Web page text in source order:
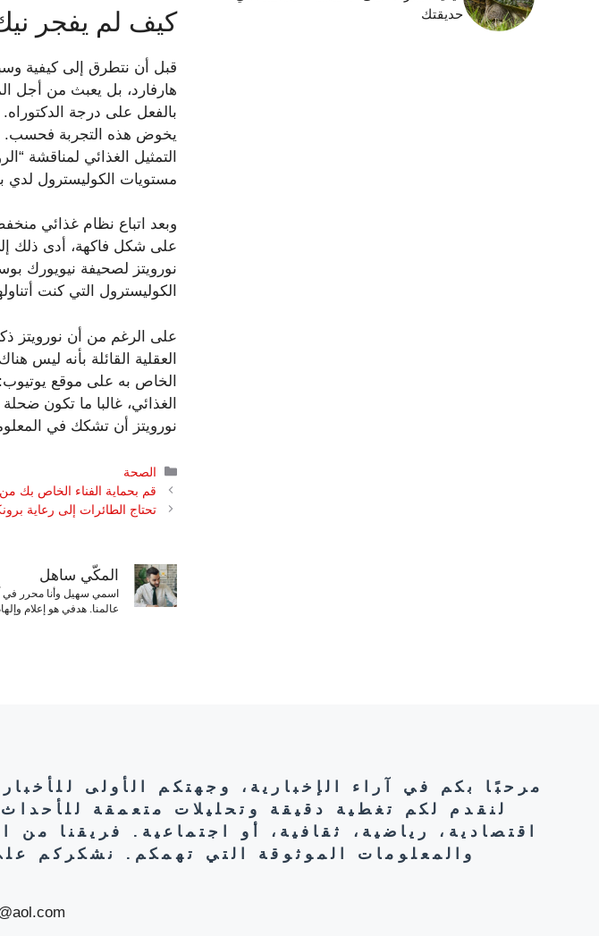
كيف لم يفجر
قبل أن نتطرق إلى كيفية
هارفارد، بل يعبث من أجل
بالفعل على درجة
يخوض هذه التجربة فحسب.
التمثيل الغذائي لمناقشة
مستويات الكوليسترول لدي
وبعد اتباع نظام غذائي
على شكل فاكهة، أدى ذلك
نورويتز لصحيفة نيويورك
الكوليسترول التي كنت
على الرغم من أن نورويتز
العقلية القائلة بأنه ليس
الخاص به على موقع
الغذائي، غالبا ما تكون
نورويتز أن تشكك في
التصنيفات
الصحة
قم بحماية الفناء الخاص بك
تحتاج الطائرات إلى رعاية
المكّي ساهل
اسمي سهيل وأنا محرر في
عالمنا. هدفي هو إعلام
حديقتك
مرحبًا بكم في آراء الإخبارية، وجهتكم الأولى
لنقدم لكم تغطية دقيقة وتحليلات متعمقة
اقتصادية، رياضية، ثقافية، أو اجتماعية. فريقنا
والمعلومات الموثوقة التي تهمكم. نشكركم